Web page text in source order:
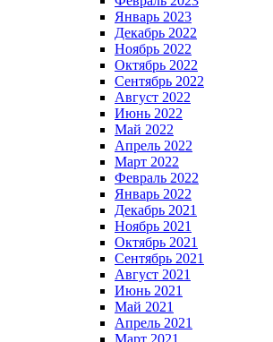
Январь 2023
Декабрь 2022
Ноябрь 2022
Октябрь 2022
Сентябрь 2022
Август 2022
Июнь 2022
Май 2022
Апрель 2022
Март 2022
Февраль 2022
Январь 2022
Декабрь 2021
Ноябрь 2021
Октябрь 2021
Сентябрь 2021
Август 2021
Июнь 2021
Май 2021
Апрель 2021
Март 2021